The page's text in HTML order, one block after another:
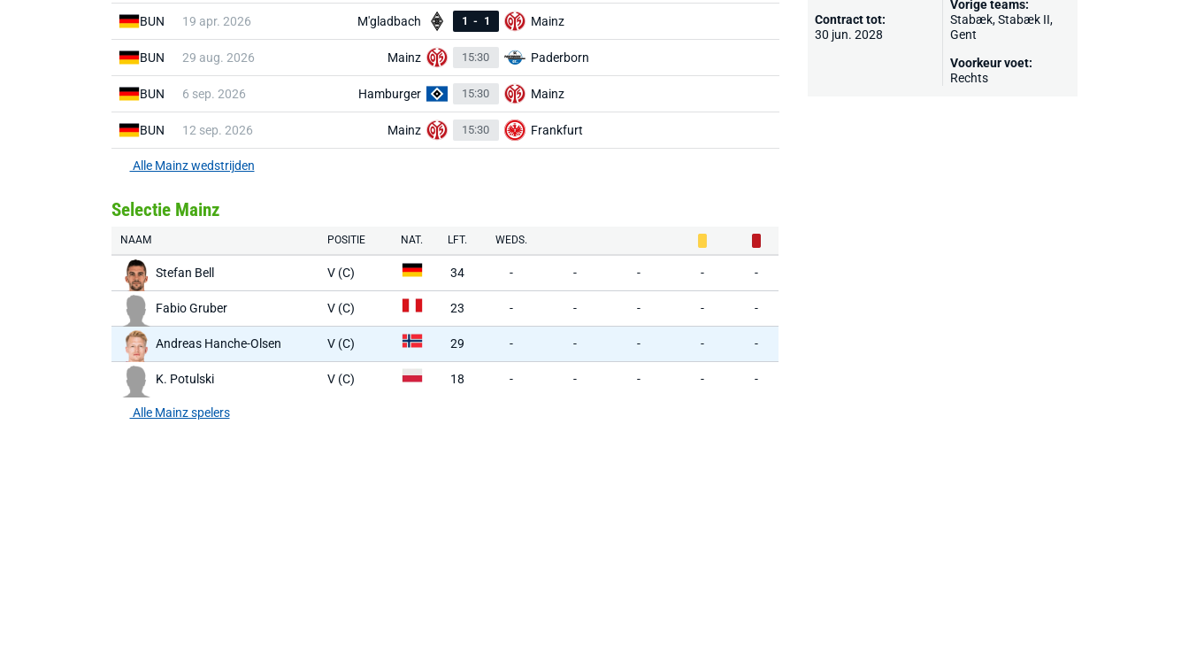
BUN 19 apr. 2026 M'gladbach 1 - 1 Mainz
BUN 29 aug. 2026 Mainz 15:30 Paderborn
BUN 6 sep. 2026 Hamburger 15:30 Mainz
BUN 12 sep. 2026 Mainz 15:30 Frankfurt
Alle Mainz wedstrijden
Selectie Mainz
NAAM POSITIE NAT. LFT. WEDS.
Stefan Bell V (C) 34 - - - - -
Fabio Gruber V (C) 23 - - - - -
Andreas Hanche-Olsen V (C) 29 - - - - -
K. Potulski V (C) 18 - - - - -
Alle Mainz spelers
Contract tot:
30 jun. 2028
Vorige teams:
Stabæk, Stabæk II,
Gent
Voorkeur voet:
Rechts